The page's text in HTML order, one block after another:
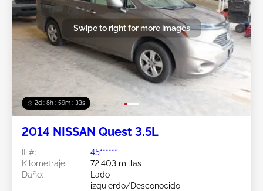
2d : 8h : 59m : 31s
Swipe to right for more images
2014 NISSAN Quest 3.5L
Ít #:
45******
Kilometraje:
72,403 millas
Daño:
Lado
izquierdo/Desconocido